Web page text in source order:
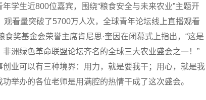
学生近800位嘉宾，围绕“粮食安全与未来农业”主题开
看量突破了5700万人次，全球青年论坛线上直播观看
奖基金会荣誉主席肯尼思·奎因在闭幕式上指出，“这是
洲绿色革命联盟论坛齐名的全球三大农业盛会之一！”
业可以有三种境界：用力，就是要我干；用心，就是我
举办的各位老师是用满腔的热情干成了这次盛会。